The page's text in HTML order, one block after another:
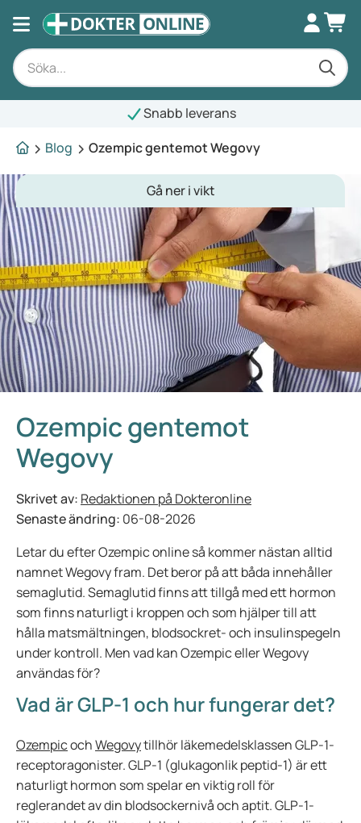
Snabb leverans
Blog
Ozempic gentemot Wegovy
Gå ner i vikt
Ozempic gentemot
Wegovy
Skrivet av: Redaktionen på Dokteronline
Senaste ändring: 06-08-2026
Letar du efter Ozempic online så kommer nästan alltid
namnet Wegovy fram. Det beror på att båda innehåller
semaglutid. Semaglutid finns att tillgå med ett hormon
som finns naturligt i kroppen och som hjälper till att
hålla matsmältningen, blodsockret- och insulinspegeln
under kontroll. Men vad kan Ozempic eller Wegovy
användas för?
Vad är GLP-1 och hur fungerar det?
OzempicochWegovytillhör läkemedelsklassen GLP-1-
receptoragonister. GLP-1 (glukagonlik peptid-1) är ett
naturligt hormon som spelar en viktig roll för
reglerandet av din blodsockernivå och aptit. GLP-1-